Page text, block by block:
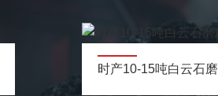
时产10-15吨白云石